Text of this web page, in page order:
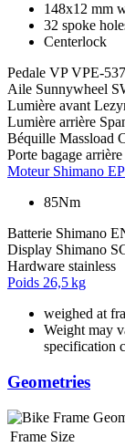
148x12 mm
32 spoke
Centerlock
Pedale VP VPE-537
Aile Sunnywheel
Lumière avant
Lumière arrière
Béquille Massload
Porte bagage arrière
Moteur Shimano
85Nm
Batterie Shimano
Display Shimano
Hardware stainless
Poids 26,5 kg
weighed at
Weight may
specification
Geometries
Frame Size